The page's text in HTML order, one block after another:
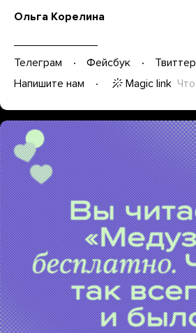
Ольга Корелина
Телеграм Фейсбук Твиттер
Напишите нам
Magic link